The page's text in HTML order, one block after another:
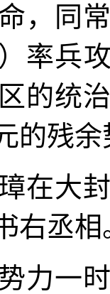
，同
率兵
的统
的残余
在大
右丞相
力一